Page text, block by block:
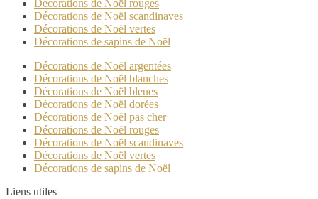
Décorations de Noël rouges
Décorations de Noël scandinaves
Décorations de Noël vertes
Décorations de sapins de Noël
Décorations de Noël argentées
Décorations de Noël blanches
Décorations de Noël bleues
Décorations de Noël dorées
Décorations de Noël pas cher
Décorations de Noël rouges
Décorations de Noël scandinaves
Décorations de Noël vertes
Décorations de sapins de Noël
Liens utiles